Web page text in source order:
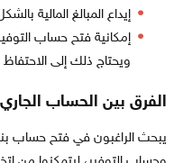
إيداع المبالغ المالية
إمكانية فتح حساب
ويحتاج ذلك إلى
الفرق بين الحساب
يبحث الراغبون في فتح حساب